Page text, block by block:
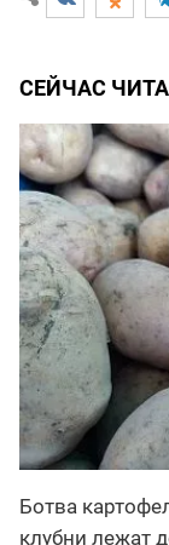
СЕЙЧАС
Ботва
клубни лежат